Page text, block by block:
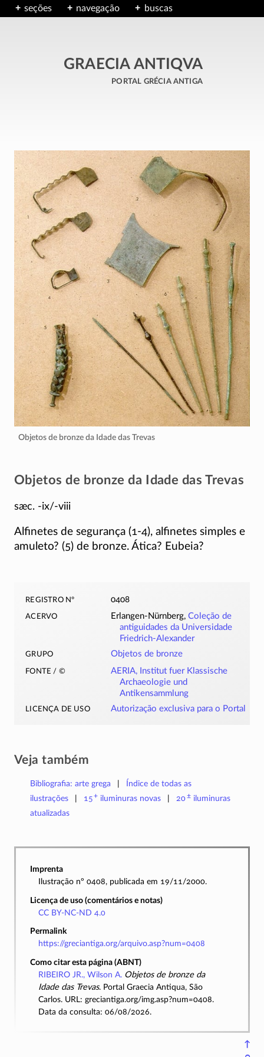
seções navegação buscas
GRAECIA ANTIQVA
portal grécia antiga
Objetos de bronze da Idade das Trevas
Objetos de bronze da Idade das Trevas
sæc. -ix/-viii
Alfinetes de segurança (1-4), alfinetes simples e
amuleto? (5) de bronze. Ática? Eubeia?
registro nº 0408
acervo Erlangen-Nürnberg,Coleção de
antiguidades da Universidade
Friedrich-Alexander
grupo Objetos de bronze
fonte / ©
AERIA, Institut fuer Klassische
Archaeologie und
Antikensammlung
licença de uso Autorização exclusiva para o Portal
Veja também
Bibliografia: arte grega
Índice de todas as
ilustrações
15+ iluminuras novas 20±iluminuras
atualizadas
Imprenta
Ilustração nº 0408, publicada em 19/11/2000.
Licença de uso (comentários e notas)
CC BY-NC-ND 4.0
Permalink
https://greciantiga.org/arquivo.asp?num=0408
Como citar esta página (ABNT)
RIBEIRO JR., Wilson A. Objetos de bronze da
Idade das Trevas. Portal Graecia Antiqua, São
Carlos. URL: greciantiga.org/img.asp?num=0408.
Data da consulta: 06/08/2026.
↑